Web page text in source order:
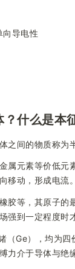
向导电性
什么是本
之间的物质称为
元素等价低元
移动，形成电流。
等，其原子的
强到一定程度时
Ge），均为四
力介于导体与绝